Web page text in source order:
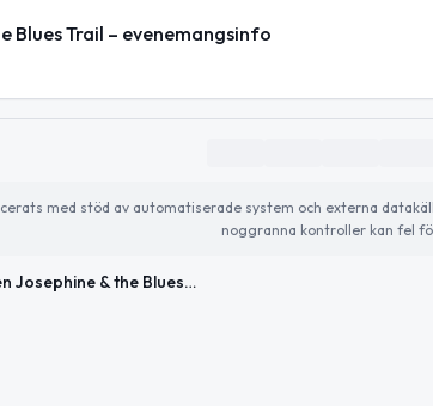
Blues Trail – evenemangsinfo
med stöd av automatiserade system och externa
noggranna kontroller kan fel
Queen Josephine & the Blues Trail på Råbylunds Gård